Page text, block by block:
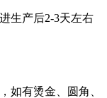
生产后2-3天左右
如有烫金、圆角、